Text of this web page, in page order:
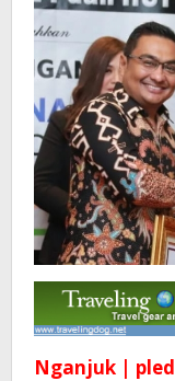
Nganjuk |